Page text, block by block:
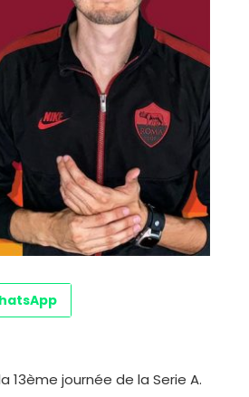
13ème journée de la Serie A.